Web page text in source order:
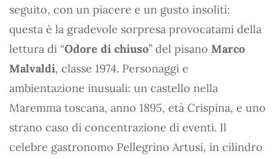
seguito, con un piacere e un gusto insoliti:
questa è la gradevole sorpresa provocatami della
lettura di “Odore di chiuso” del pisano Marco
Malvaldi, classe 1974. Personaggi e
ambientazione inusuali: un castello nella
Maremma toscana, anno 1895, età Crispina, e uno
strano caso di concentrazione di eventi. Il
celebre gastronomo Pellegrino Artusi, in cilindro